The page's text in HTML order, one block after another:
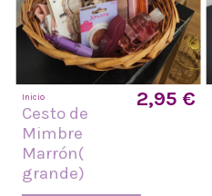
Inicio
Cesto de
Mimbre
Marrón(
grande)
2,95 €